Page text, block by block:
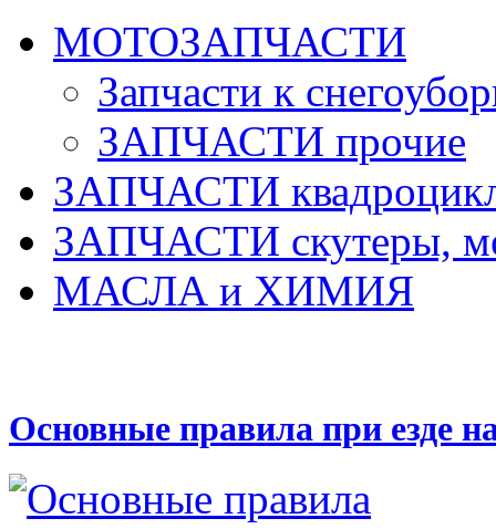
МОТОЗАПЧАСТИ
Запчасти к
ЗАПЧАСТИ прочие
ЗАПЧАСТИ
ЗАПЧАСТИ скутеры,
МАСЛА и ХИМИЯ
Основные правила при езде